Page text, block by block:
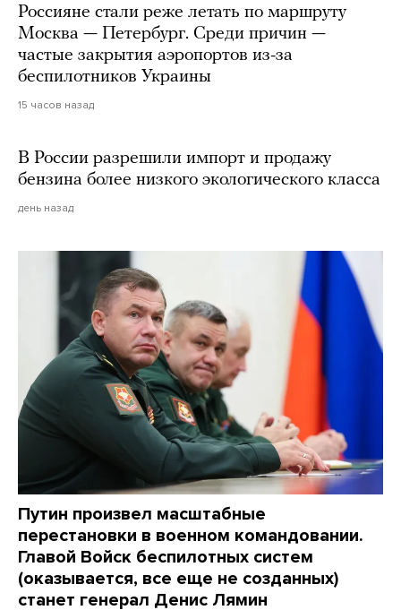
Россияне стали реже летать по маршруту
Москва — Петербург. Среди причин —
частые закрытия аэропортов из-за
беспилотников Украины
15 часов назад
В России разрешили импорт и продажу
бензина более низкого экологического класса
день назад
Путин произвел масштабные
перестановки в военном командовании.
Главой Войск беспилотных систем
(оказывается, все еще не созданных)
станет генерал Денис Лямин